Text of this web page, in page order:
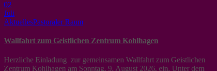
02
Juli
AktuellesPastoraler Raum
Wallfahrt zum Geistlichen Zentrum Kohlhagen
Herzliche Einladung zur gemeinsamen Wallfahrt zum Geistlichen
Zentrum Kohlhagen am Sonntag, 9. August 2026, ein. Unter dem